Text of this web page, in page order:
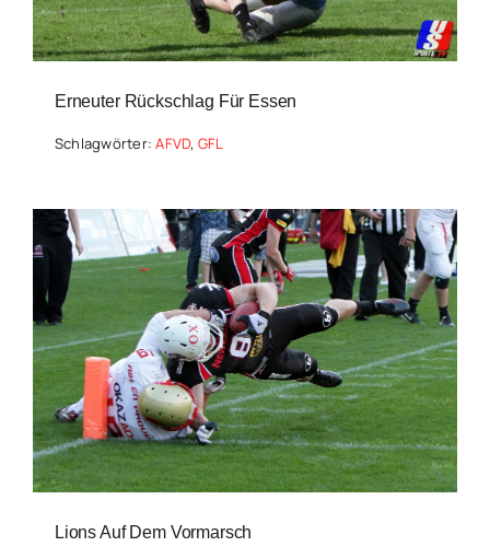
Erneuter Rückschlag Für Essen
Schlagwörter:AFVD, GFL
Lions Auf Dem Vormarsch